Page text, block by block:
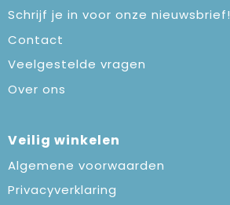
Schrijf je in voor onze nieuwsbrief!
Contact
Veelgestelde vragen
Over ons
Veilig winkelen
Algemene voorwaarden
Privacyverklaring